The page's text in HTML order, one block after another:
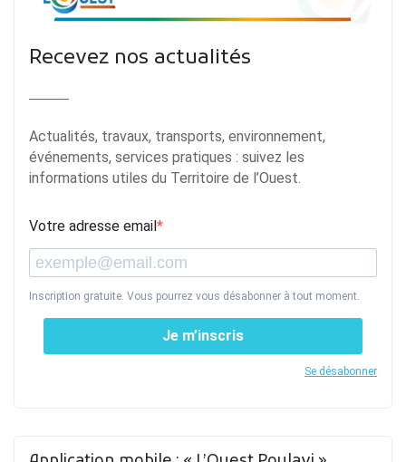
Recevez nos actualités
Actualités, travaux, transports, environnement,
événements, services pratiques : suivez les
informations utiles du Territoire de l’Ouest.
Votre adresse email
Inscription gratuite. Vous pourrez vous désabonner à tout moment.
Je m’inscris
Se désabonner